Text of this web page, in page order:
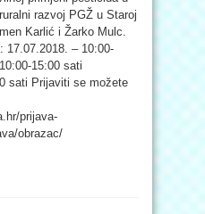
razvoj PGŽ u Staroj
Karlić i Žarko Mulc.
17.07.2018. – 10:00-
15:00 sati
sati Prijaviti se možete
prijava-
obrazac/